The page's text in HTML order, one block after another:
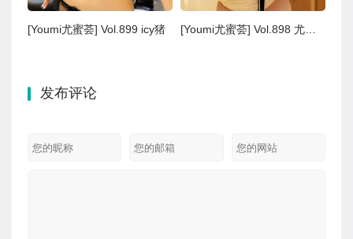
[Youmi尤蜜荟] Vol.899 icy猪
发布评论